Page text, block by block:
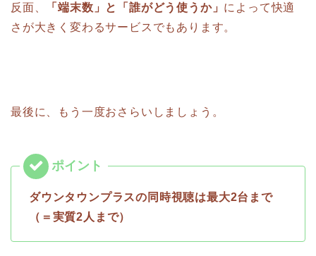
反面、
「端末数」と「誰がどう使うか」 によって快適
さが大きく変わるサービスでもあります。
最後に、もう一度おさらいしましょう。
ダウンタウンプラスの同時視聴は最大2台まで
（＝実質2人まで）